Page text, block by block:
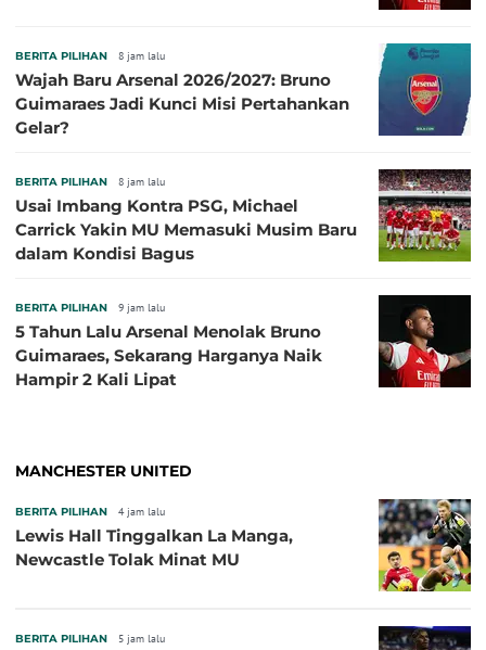
BERITA PILIHAN 8 jam lalu
Wajah Baru Arsenal 2026/2027: Bruno
Guimaraes Jadi Kunci Misi Pertahankan
Gelar?
BERITA PILIHAN 8 jam lalu
Usai Imbang Kontra PSG, Michael
Carrick Yakin MU Memasuki Musim Baru
dalam Kondisi Bagus
BERITA PILIHAN 9 jam lalu
5 Tahun Lalu Arsenal Menolak Bruno
Guimaraes, Sekarang Harganya Naik
Hampir 2 Kali Lipat
MANCHESTER UNITED
BERITA PILIHAN 4 jam lalu
Lewis Hall Tinggalkan La Manga,
Newcastle Tolak Minat MU
BERITA PILIHAN 5 jam lalu